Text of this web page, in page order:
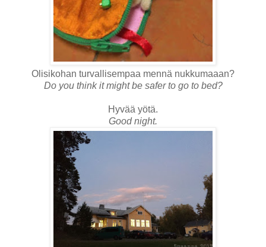
Olisikohan turvallisempaa mennä nukkumaaan?
Do you think it might be safer to go to bed?
Hyvää yötä.
Good night.